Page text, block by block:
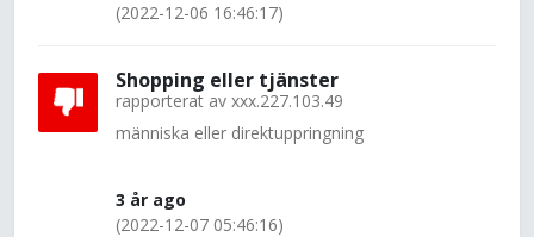
(2022-12-06 16:46:17)
Shopping eller tjänster
rapporterat av xxx.227.103.49
människa eller direktuppringning
3 år ago
(2022-12-07 05:46:16)